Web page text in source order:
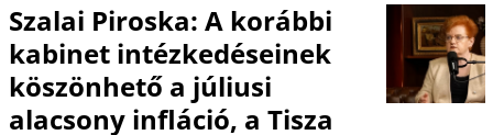
Szalai Piroska: A korábbi
kabinet intézkedéseinek
köszönhető a júliusi
alacsony infláció, a Tisza